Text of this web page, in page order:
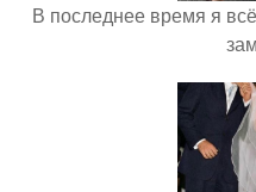
В последнее время я